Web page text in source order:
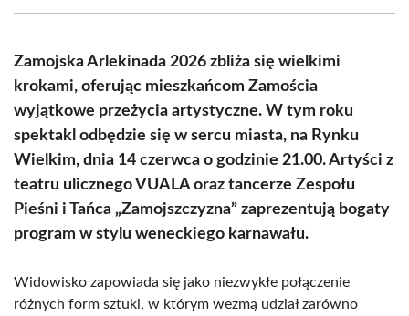
(Twitter)
Zamojska Arlekinada 2026 zbliża się wielkimi
krokami, oferując mieszkańcom Zamościa
wyjątkowe przeżycia artystyczne. W tym roku
spektakl odbędzie się w sercu miasta, na Rynku
Wielkim, dnia 14 czerwca o godzinie 21.00. Artyści z
teatru ulicznego VUALA oraz tancerze Zespołu
Pieśni i Tańca „Zamojszczyzna” zaprezentują bogaty
program w stylu weneckiego karnawału.
Widowisko zapowiada się jako niezwykłe połączenie
różnych form sztuki, w którym wezmą udział zarówno